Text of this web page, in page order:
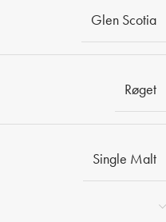
Glen Scotia
Røget
Single Malt